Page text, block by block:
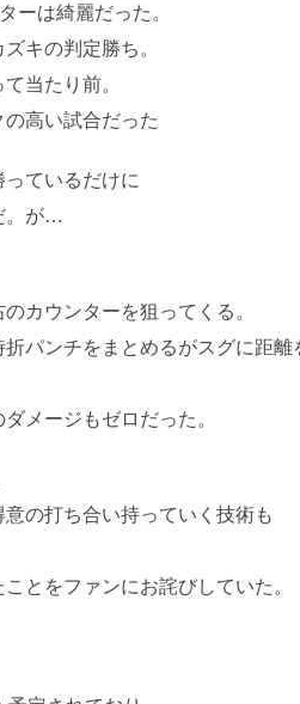
ーは綺麗だった。
キの判定勝ち。
当たり前。
高い試合だった
ているだけに
。が…
カウンターを狙ってくる。
パンチをまとめるがスグに距離
メージもゼロだった。
の打ち合い持っていく技術も
とをファンにお詫びしていた。